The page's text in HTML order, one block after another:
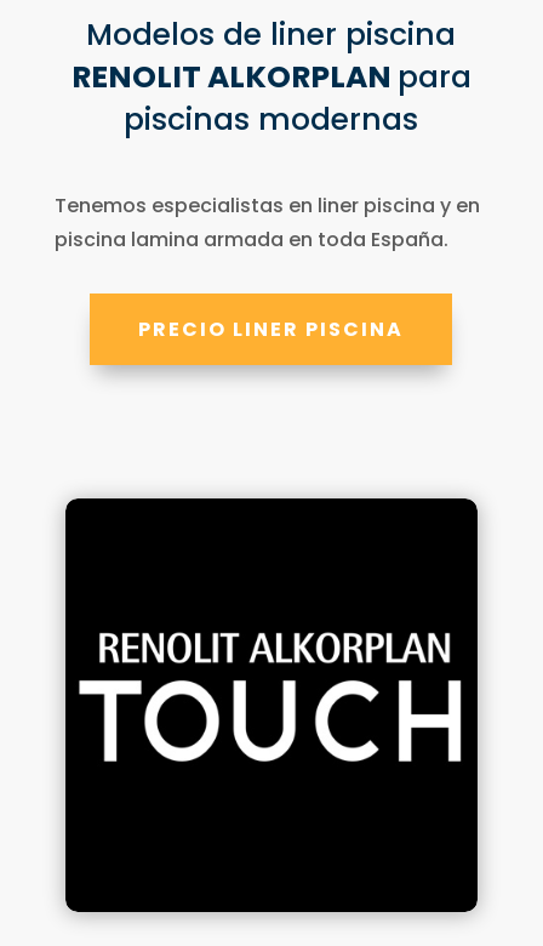
Modelos de liner piscina
RENOLIT ALKORPLAN para
piscinas modernas
Tenemos especialistas en liner piscina y en
piscina lamina armada en toda España.
PRECIO LINER PISCINA